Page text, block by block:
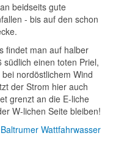
beidseits gute
- bis auf den schon
findet man auf halber
einen toten Priel,
nordöstlichem Wind
der Strom hier auch
grenzt an die E-liche
W-lichen Seite bleiben!
Wattfahrwasser